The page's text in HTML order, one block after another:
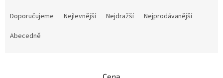
Vinné
Doporučujeme Nejlevnější Nejdražší
Nejprodávanější
Abecedně